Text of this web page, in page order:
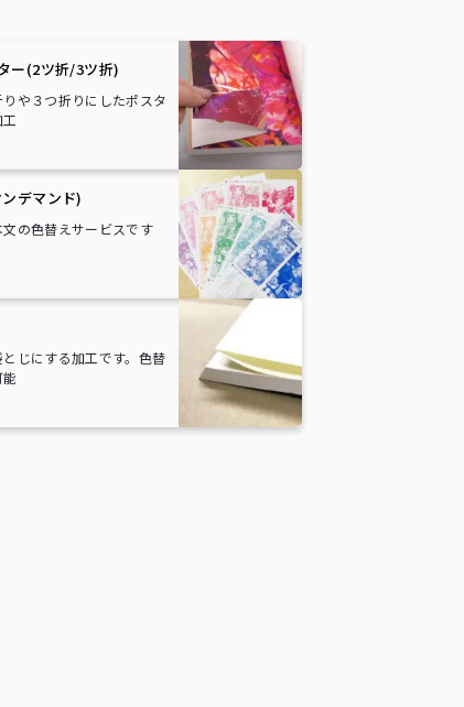
ー(2ツ折/3ツ折)
や３つ折りにしたポスタ
デマンド)
の色替えサービスです
じにする加工です。色替